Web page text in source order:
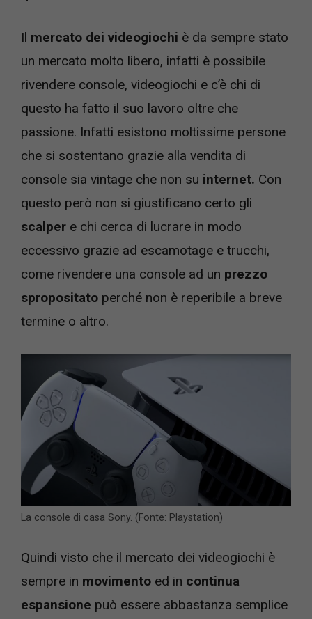
Il mercato dei videogiochi è da sempre stato
un mercato molto libero, infatti è possibile
rivendere console, videogiochi e c’è chi di
questo ha fatto il suo lavoro oltre che
passione. Infatti esistono moltissime persone
che si sostentano grazie alla vendita di
console sia vintage che non su internet. Con
questo però non si giustificano certo gli
scalper e chi cerca di lucrare in modo
eccessivo grazie ad escamotage e trucchi,
come rivendere una console ad un prezzo
spropositato perché non è reperibile a breve
termine o altro.
La console di casa Sony. (Fonte: Playstation)
Quindi visto che il mercato dei videogiochi è
sempre in movimento ed in continua
espansione può essere abbastanza semplice